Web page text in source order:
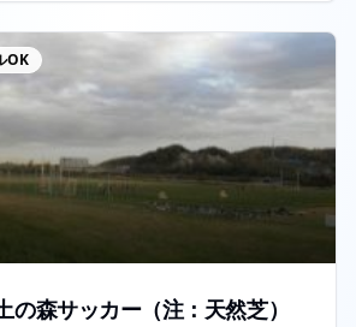
OK
の森サッカー（注：天然芝）